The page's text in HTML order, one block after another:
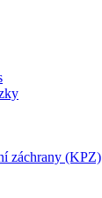
záchrany (KPZ)